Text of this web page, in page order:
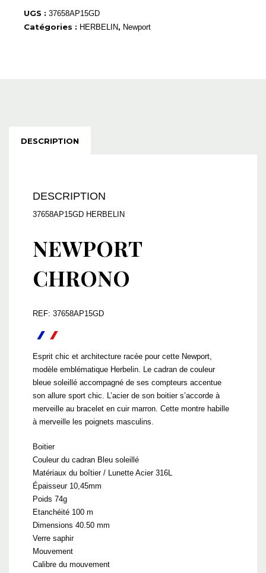
UGS : 37658AP15GD
Catégories : HERBELIN, Newport
DESCRIPTION
DESCRIPTION
37658AP15GD HERBELIN
NEWPORT
CHRONO
REF: 37658AP15GD
Esprit chic et architecture racée pour cette Newport,
modèle emblématique Herbelin. Le cadran de couleur
bleue soleillé accompagné de ses compteurs accentue
son allure sport chic. L’acier de son boitier s’accorde à
merveille au bracelet en cuir marron. Cette montre habille
à merveille les poignets masculins.
Boitier
Couleur du cadran Bleu soleillé
Matériaux du boîtier / Lunette Acier 316L
Épaisseur 10,45mm
Poids 74g
Etanchéité 100 m
Dimensions 40.50 mm
Verre saphir
Mouvement
Calibre du mouvement